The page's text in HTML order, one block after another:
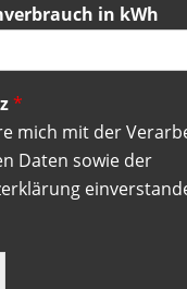
in kWh
*
mich mit der
Daten sowie der